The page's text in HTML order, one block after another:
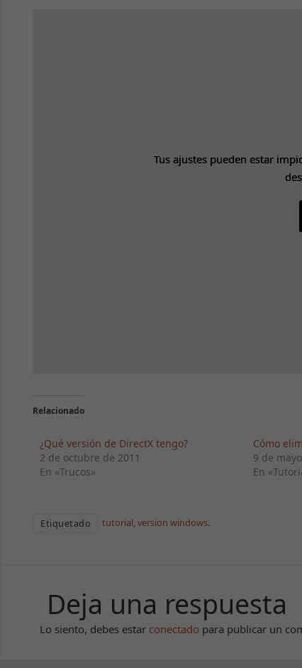
Tus ajustes pueden estar
Tus ajustes pueden estar
Relacionado
¿Qué versión de DirectX tengo?
2 de octubre de 2011
En «Trucos»
Cómo
9 de
En
Etiquetado tutorial,version windows.
Deja una respuesta
Lo siento, debes estar conectado para publicar un